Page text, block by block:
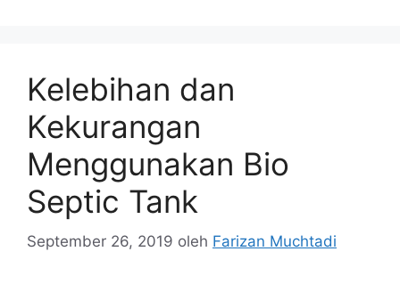
Kelebihan dan
Kekurangan
Menggunakan Bio
Septic Tank
September 26, 2019 oleh Farizan Muchtadi